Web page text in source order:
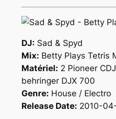
DJ: Sad & Spyd
Mix: Betty Plays Tetris
Matériel: 2 Pioneer
behringer DJX 700
Genre: House / Electro
Release Date: 2010-